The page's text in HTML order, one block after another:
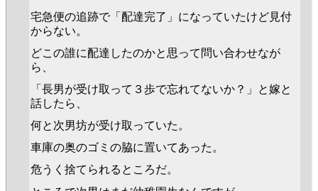
宅急便の追跡で「配達完了」になっていたけど見付
からない。
どこの誰に配達したのかと思って問い合わせなが
ら、
「長男が受け取って３歩で忘れてないか？」と嫁と
話したら、
何と次男坊が受け取っていた。
車庫の奥のゴミの脇に置いてあった。
危うく捨てられるところだ。